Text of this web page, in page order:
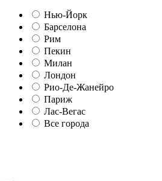
Нью-Йорк
Барселона
Рим
Пекин
Милан
Лондон
Рио-Де-Жанейро
Париж
Лас-Вегас
Все города